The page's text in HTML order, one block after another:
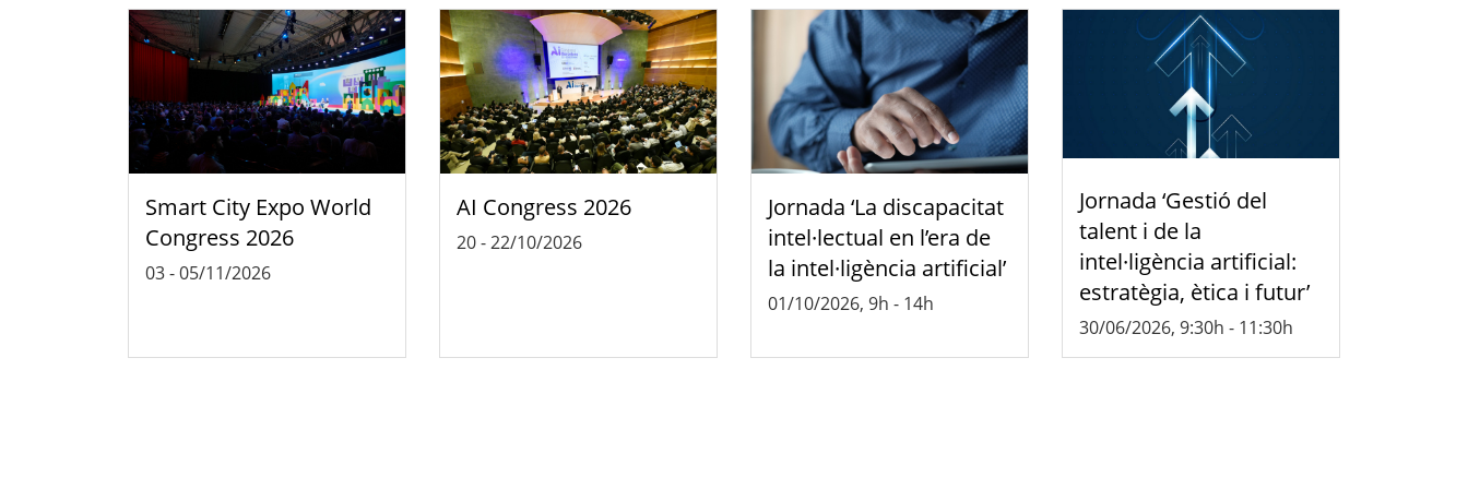
Smart City Expo World
Congress 2026
03-05/11/2026
AI Congress 2026
20-22/10/2026
Jornada ‘La discapacitat
intel·lectual en l’era de
la intel·ligència artificial’
01/10/2026, 9h - 14h
Jornada ‘Gestió del
talent i de la
intel·ligència artificial:
estratègia, ètica i futur’
30/06/2026, 9:30h - 11:30h